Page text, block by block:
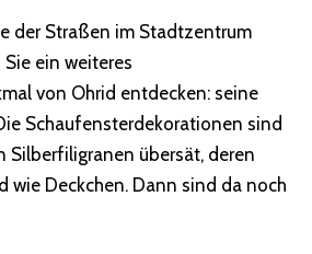
der Straßen im Stadtzentrum
ein weiteres
von Ohrid entdecken: seine
Schaufensterdekorationen sind
Silberfiligranen übersät, deren
wie Deckchen. Dann sind da noch